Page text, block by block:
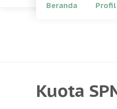
Beranda Profil
Kuota